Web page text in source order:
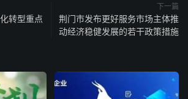
转型重点
下一篇
荆门市发布更好服务市场主体推
动经济稳健发展的若干政策措施